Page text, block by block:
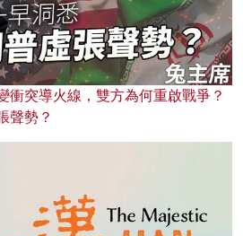
衝突導火線，雙方為何重啟戰爭？
聲勢？